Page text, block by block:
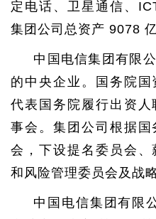
定电话、卫星通信、
集团公司总资产 9078
中国电信集团有限
的中央企业。国务院国
代表国务院履行出资
事会。集团公司根据
会，下设提名委员会
和风险管理委员会及战
中国电信集团有限